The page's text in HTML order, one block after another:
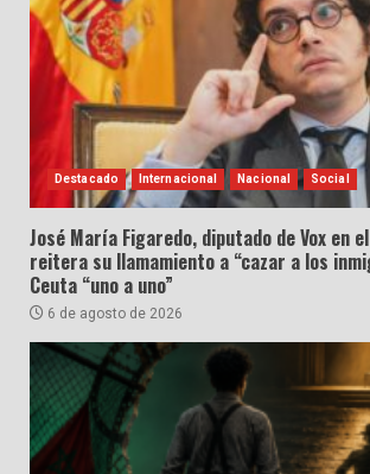
Destacado Internacional Nacional Social
José María Figaredo, diputado de Vox en
reitera su llamamiento a “cazar a los
Ceuta “uno a uno”
6 de agosto de 2026